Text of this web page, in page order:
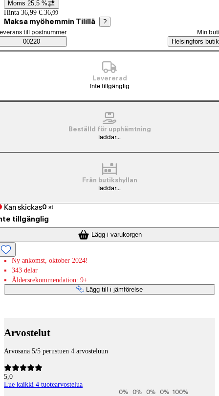
Prisinformation
Moms 25,5 %
Hinta 36,99 €. 36,99
Maksa myöhemmin Tilillä ?
Saatavuustiedot
beställningssätt
till postnummer
00220
Min
Helsingfors butik
Levererad
Inte tillgänglig
Beställd för upphämtning
laddar...
Från butikshyllan
laddar...
Kan skickas0 st
tillgänglig
Lägg i varukorgen
Ny ankomst, oktober 2024!
343 delar
Åldersrekommendation: 9+
Lägg till i jämförelse
Arvostelut
Arvosana 5/5 perustuen 4 arvosteluun
5,0
Lue kaikki 4 tuotearvostelua
0% 0% 0% 0% 100%